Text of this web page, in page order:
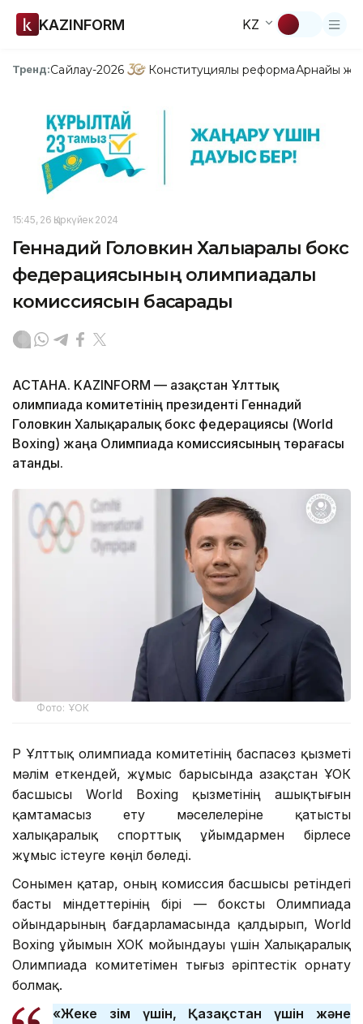
KAZINFORM KZ
Тренд:Сайлау-2026 Конституциялық реформаАрнайы
15:45, 26 Қыркүйек 2024
Геннадий Головкин Халықаралық бокс
федерациясының олимпиадалық
комиссиясын басқарады
АСТАНА. KAZINFORM — Қазақстан Ұлттық
олимпиада комитетінің президенті Геннадий
Головкин Халықаралық бокс федерациясы (World
Boxing) жаңа Олимпиада комиссиясының төрағасы
атанды.
Фото: ҰОК
ҚР Ұлттық олимпиада комитетінің баспасөз қызметі
мәлім еткендей, жұмыс барысында Қазақстан ҰОК
басшысы World Boxing қызметінің ашықтығын
қамтамасыз ету мәселелеріне қатысты
халықаралық спорттық ұйымдармен бірлесе
жұмыс істеуге көңіл бөледі.
Сонымен қатар, оның комиссия басшысы ретіндегі
басты міндеттерінің бірі — боксты Олимпиада
ойындарының бағдарламасында қалдырып, World
Boxing ұйымын ХОК мойындауы үшін Халықаралық
Олимпиада комитетімен тығыз әріптестік орнату
болмақ.
«Жеке өзім үшін, Қазақстан үшін және